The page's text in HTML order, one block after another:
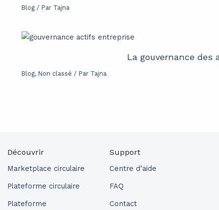
Blog / Par Tajna
La gouvernance
Blog, Non classé / Par Tajna
Découvrir
Marketplace circulaire
Plateforme circulaire
Plateforme
Support
Centre d’aide
FAQ
Contact